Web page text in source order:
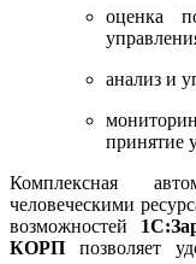
оценка
анализ и
принятие
Комплексная
человеческими
возможностей
КОРП позволяет